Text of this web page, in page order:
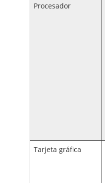
Procesador
Tarjeta gráfica